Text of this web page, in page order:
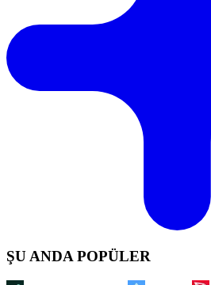
ŞU ANDA POPÜLER